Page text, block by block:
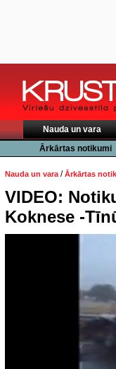
Nauda un vara
Ārkārtas notikumi
Nauda un vara/Ārkārtas
VIDEO:
Koknese -